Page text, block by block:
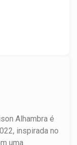
Alhambra é
inspirada no
uma